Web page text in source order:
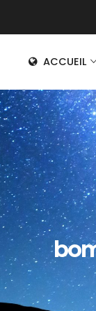
ACCUEIL